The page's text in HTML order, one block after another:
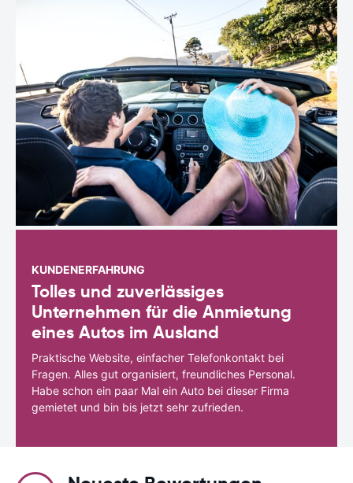
KUNDENERFAHRUNG
Tolles und zuverlässiges
Unternehmen für die Anmietung
eines Autos im Ausland
Praktische Website, einfacher Telefonkontakt bei
Fragen. Alles gut organisiert, freundliches Personal.
Habe schon ein paar Mal ein Auto bei dieser Firma
gemietet und bin bis jetzt sehr zufrieden.